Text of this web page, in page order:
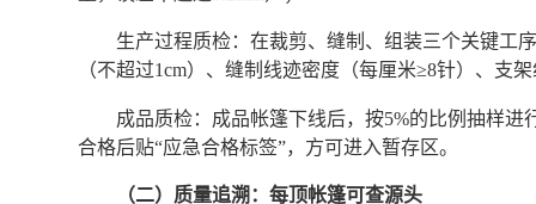
生产过程质检：在裁剪、缝制、组装三个关键工
（不超过1cm）、缝制线迹密度（每厘米≥8针）、支
成品质检：成品帐篷下线后，按5%的比例抽样
合格后贴“应急合格标签”，方可进入暂存区。
（二）质量追溯：每顶帐篷可查源头